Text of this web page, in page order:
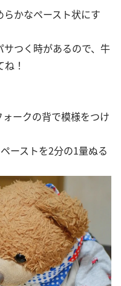
かなペースト状にす
つく時があるので、牛
！
ークの背で模様をつけ
ーストを2分の1量ぬる